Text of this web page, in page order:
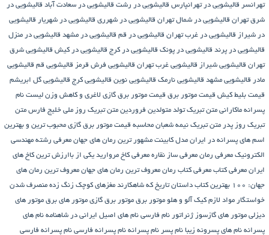
تهرانسر قالیشویی در تهرانپارس قالیشویی در رشت قالیشویی در سعادت آباد قالیشویی در
شرق تهران قالیشویی در شمال تهران قالیشویی در شهرری قالیشویی در شهریار قالیشویی
در شیراز قالیشویی در غرب تهران قالیشویی در قم قالیشویی در مشهد قالیشویی در منزل
قالیشویی در پرند قالیشویی در پونک قالیشویی در کرج قالیشویی در کیش قالیشویی شرق
تهران قالیشویی شیراز قالیشویی غرب تهران قالیشویی فرش قرمز قالیشویی قم قالیشویی
مادر قالیشویی مشهد قالیشویی نارمک قالیشویی نوین قالیشویی کرج قالیشویی گل ابریشم
قیمت بلیط کیش قیمت موتور برق قیمت موتور برق گازی لاغری و کاهش وزن لیست نام
پسرانه ماکارانی متن تبریک تولد متولدین فروردین متن تبریک روز ملی خلیج فارس متن
تبریک روز پدر متن تبریک نیمه شعبان محاسبه قیمت موتور برق گازی محبوب ترین و بهترین
اسم های پسرانه در ایران مدل کابینت مشهور ترین رمان های جهان معرفی رشته مهندسی
الکترونیک معرفی رمان معرفی ساز نقاره معرفی کاخ مروارید یکی از باارزش ترین کاخ های
ایران معرفی کتاب معرفی کتاب رمان معروف ترین رمان های جهان معروف ترین رمان های
جهان: ۱۰۰ بهترین کتاب داستان تاریخ که شاهکارند
مغزهای کوچک زنگ زده منصرف شدن
خواستگار مواد لازم کیک آلو و هلو موتور برق موتور برق گازی موتور های برق موتور های
دیزلی موتور های گازسوز ژنراتور نام فارسی نام های اصیل ایرانی در شاهنامه نام های
پسرانه نام های پسرونه زیبا نام پسر نام پسرانه نام پسرانه فارسی نام پسرانه فارسی